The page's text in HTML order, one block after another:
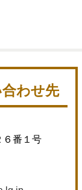
わせ先
６番１号